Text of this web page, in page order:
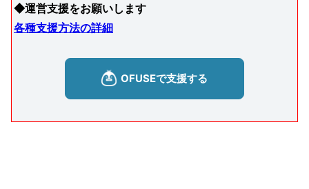
◆運営支援をお願いします
各種支援方法の詳細